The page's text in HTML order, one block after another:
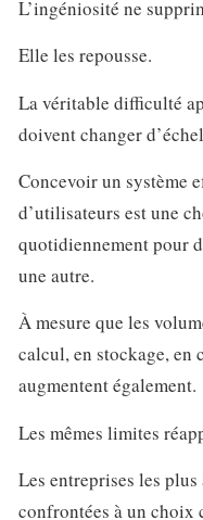
L’ingéniosité ne
Elle les repousse.
La véritable difficulté
doivent changer
Concevoir un système
d’utilisateurs est une
quotidiennement pour
une autre.
À mesure que les
calcul, en stockage, en
augmentent également.
Les mêmes limites
Les entreprises les
confrontées à un choix